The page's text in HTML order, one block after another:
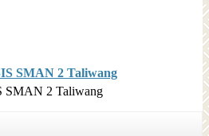
SMAN 2 Taliwang
SMAN 2 Taliwang